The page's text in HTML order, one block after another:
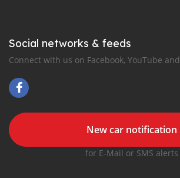
Social networks & feeds
Connect with us on Facebook, YouTube
New car notification
for E-Mail or SMS alerts